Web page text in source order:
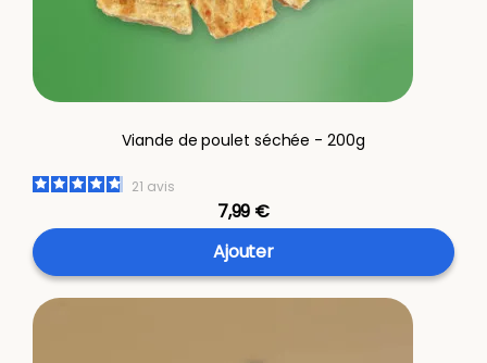
Viande de poulet séchée - 200g
21 avis
7,99 €
Ajouter